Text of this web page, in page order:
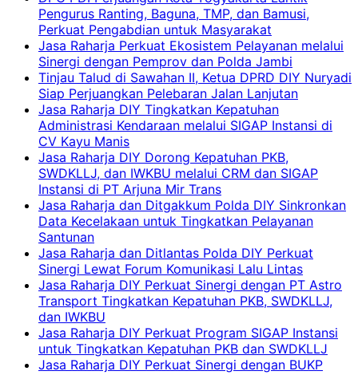
Pengurus Ranting, Baguna, TMP, dan Bamusi,
Perkuat Pengabdian untuk Masyarakat
Jasa Raharja Perkuat Ekosistem Pelayanan melalui
Sinergi dengan Pemprov dan Polda Jambi
Tinjau Talud di Sawahan II, Ketua DPRD DIY Nuryadi
Siap Perjuangkan Pelebaran Jalan Lanjutan
Jasa Raharja DIY Tingkatkan Kepatuhan
Administrasi Kendaraan melalui SIGAP Instansi di
CV Kayu Manis
Jasa Raharja DIY Dorong Kepatuhan PKB,
SWDKLLJ, dan IWKBU melalui CRM dan SIGAP
Instansi di PT Arjuna Mir Trans
Jasa Raharja dan Ditgakkum Polda DIY Sinkronkan
Data Kecelakaan untuk Tingkatkan Pelayanan
Santunan
Jasa Raharja dan Ditlantas Polda DIY Perkuat
Sinergi Lewat Forum Komunikasi Lalu Lintas
Jasa Raharja DIY Perkuat Sinergi dengan PT Astro
Transport Tingkatkan Kepatuhan PKB, SWDKLLJ,
dan IWKBU
Jasa Raharja DIY Perkuat Program SIGAP Instansi
untuk Tingkatkan Kepatuhan PKB dan SWDKLLJ
Jasa Raharja DIY Perkuat Sinergi dengan BUKP